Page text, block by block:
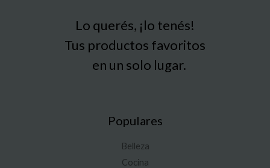
Lo querés, ¡lo tenés!
Tus productos favoritos
en un solo lugar.
Populares
Belleza
Cocina